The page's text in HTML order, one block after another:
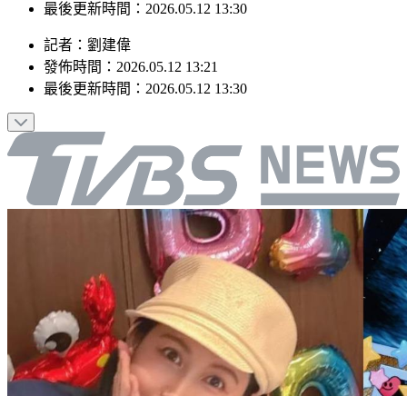
發佈時間：2026.05.12 13:21
記者：劉建偉
發佈時間：2026.05.12 13:21